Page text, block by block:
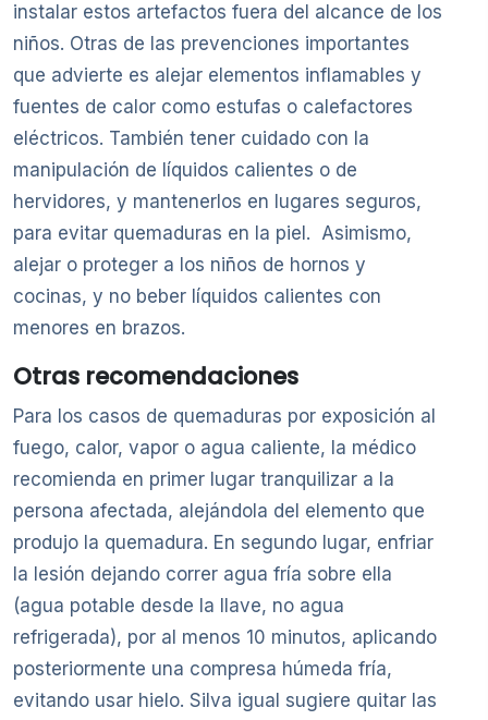
instalar estos artefactos fuera del alcance de los
niños. Otras de las prevenciones importantes
que advierte es alejar elementos inflamables y
fuentes de calor como estufas o calefactores
eléctricos. También tener cuidado con la
manipulación de líquidos calientes o de
hervidores, y mantenerlos en lugares seguros,
para evitar quemaduras en la piel. Asimismo,
alejar o proteger a los niños de hornos y
cocinas, y no beber líquidos calientes con
menores en brazos.
Otras recomendaciones
Para los casos de quemaduras por exposición al
fuego, calor, vapor o agua caliente, la médico
recomienda en primer lugar tranquilizar a la
persona afectada, alejándola del elemento que
produjo la quemadura. En segundo lugar, enfriar
la lesión dejando correr agua fría sobre ella
(agua potable desde la llave, no agua
refrigerada), por al menos 10 minutos, aplicando
posteriormente una compresa húmeda fría,
evitando usar hielo. Silva igual sugiere quitar las